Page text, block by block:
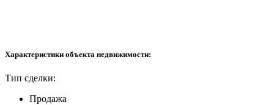
Характеристики объекта недвижимости:
Тип сделки:
Продажа